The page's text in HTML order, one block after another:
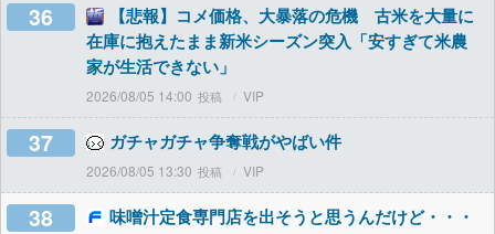
36
【悲報】コメ価格、大暴落の危機 古米を大量に
在庫に抱えたまま新米シーズン突入「安すぎて米農
家が生活できない」
2026/08/05 14:00 VIP
37 ガチャガチャ争奪戦がやばい件
2026/08/05 13:30 VIP
38 味噌汁定食専門店を出そうと思うんだけど・・・